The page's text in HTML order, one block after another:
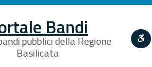
Bandi
pubblici della Regione
Basilicata